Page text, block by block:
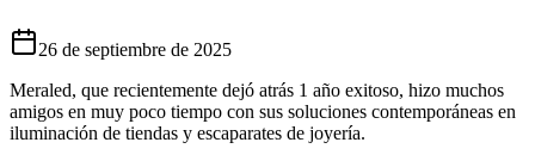
26 de septiembre de 2025
Meraled, que recientemente dejó atrás 1 año exitoso, hizo muchos
amigos en muy poco tiempo con sus soluciones contemporáneas en
iluminación de tiendas y escaparates de joyería.